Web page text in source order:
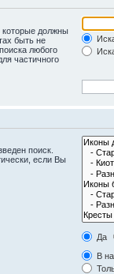
которые должны
быть не
любого
частичного
поиск.
если Вы
Да
В